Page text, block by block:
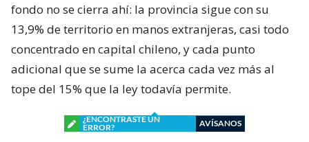
fondo no se cierra ahí: la provincia sigue con su
13,9% de territorio en manos extranjeras, casi todo
concentrado en capital chileno, y cada punto
adicional que se sume la acerca cada vez más al
tope del 15% que la ley todavía permite.
¿ENCONTRASTE UN
ERROR?
AVÍSANOS